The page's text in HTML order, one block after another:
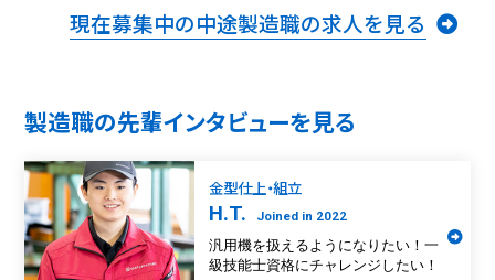
現在募集中の中途製造職の求人を見る
製造職の先輩インタビューを見る
金型仕上・組立
H.T.
Joined in 2022
汎用機を扱えるようになりたい！一
級技能士資格にチャレンジしたい！